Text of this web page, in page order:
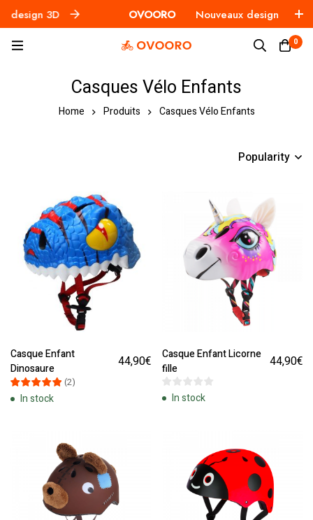
3D OVOORO Nouveaux design 3D
0
Casques Vélo Enfants
Home Produits Casques Vélo Enfants
Popularity
Casque Enfant
Dinosaure
44,90€
(2)
In stock
Casque Enfant Licorne
fille
44,90€
In stock